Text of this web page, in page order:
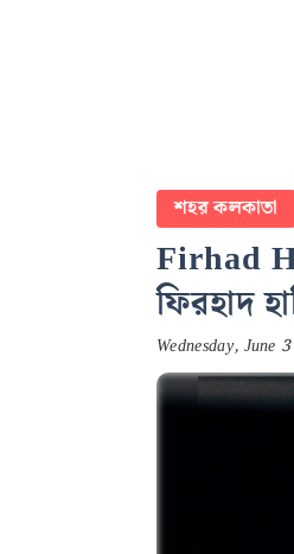
শহর কলকাতা
Firhad
ফিরহাদ
Wednesday, June